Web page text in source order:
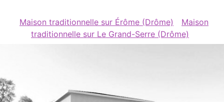
Maison traditionnelle sur Érôme (Drôme)
Maison
traditionnelle sur Le Grand-Serre (Drôme)